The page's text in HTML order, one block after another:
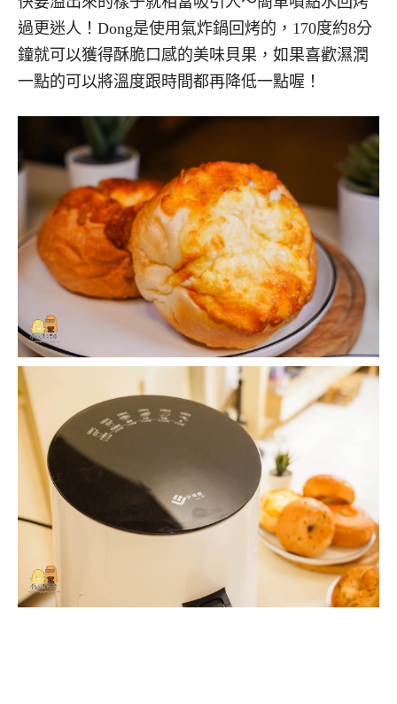
過更迷人！Dong是使用氣炸鍋回烤的，170度約8分
鐘就可以獲得酥脆口感的美味貝果，如果喜歡濕潤
一點的可以將溫度跟時間都再降低一點喔！